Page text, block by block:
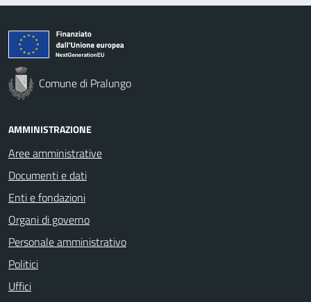
Comune di Pralungo
AMMINISTRAZIONE
Aree amministrative
Documenti e dati
Enti e fondazioni
Organi di governo
Personale amministrativo
Politici
Uffici